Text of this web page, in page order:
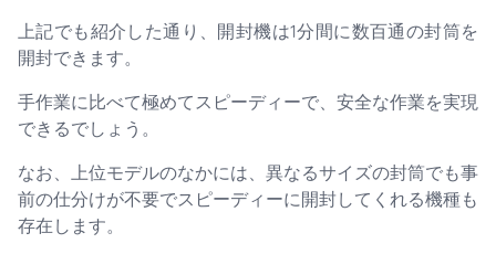
上記でも紹介した通り、開封機は1分間に数百通の封筒を
開封できます。
手作業に比べて極めてスピーディーで、安全な作業を実現
できるでしょう。
なお、上位モデルのなかには、異なるサイズの封筒でも事
前の仕分けが不要でスピーディーに開封してくれる機種も
存在します。